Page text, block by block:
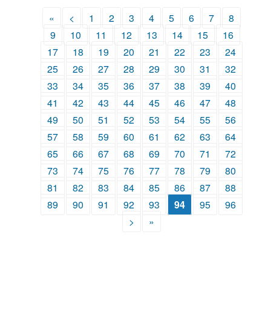
« < 1 2 3 4 5 6 7
8
9
10 11 12 13 14 15
16
17
18 19 20 21 22 23
24
25
26 27 28 29 30 31
32
33
34 35 36 37 38 39
40
41
42 43 44 45 46 47
48
49
50 51 52 53 54 55
56
57
58 59 60 61 62 63
64
65
66 67 68 69 70 71
72
73
74 75 76 77 78 79
80
81
82 83 84 85 86 87
88
89
90 91 92 93 94 95
96
>
»